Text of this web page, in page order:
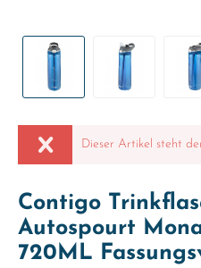
Dieser Artikel steht
Contigo
Autospourt
720ML